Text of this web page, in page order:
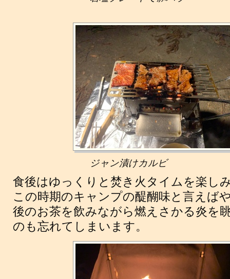
ジャン漬けカルビ
食後はゆっくりと焚き火タイムを楽し
この時期のキャンプの醍醐味と言えば
後のお茶を飲みながら燃えさかる炎を
のも忘れてしまいます。